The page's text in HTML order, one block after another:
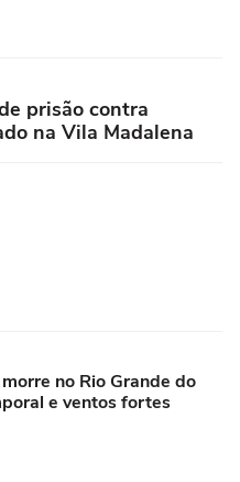
prisão contra
na Vila Madalena
no Rio Grande do
e ventos fortes